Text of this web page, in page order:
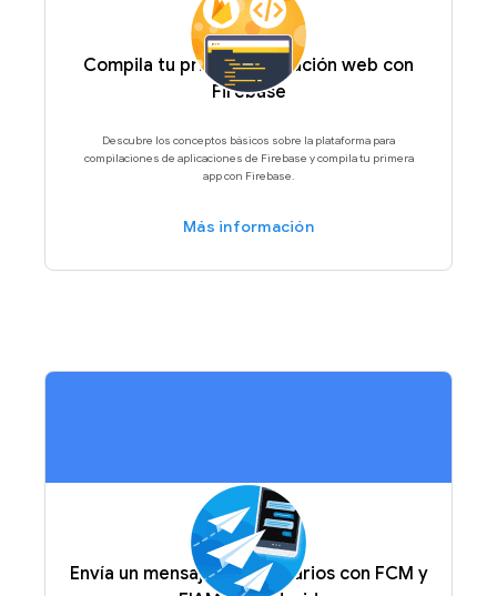
Compila tu primera aplicación web con
Firebase
Descubre los conceptos básicos sobre la plataforma para
compilaciones de aplicaciones de Firebase y compila tu primera
app con Firebase.
Más información
Envía un mensaje a tus usuarios con FCM y